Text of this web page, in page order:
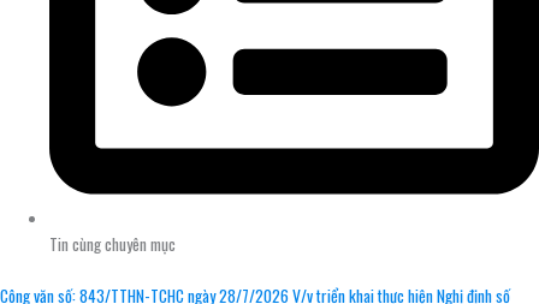
Tin cùng chuyên mục
Công văn số: 843/TTHN-TCHC ngày 28/7/2026 V/v triển khai thực hiện Nghị định số